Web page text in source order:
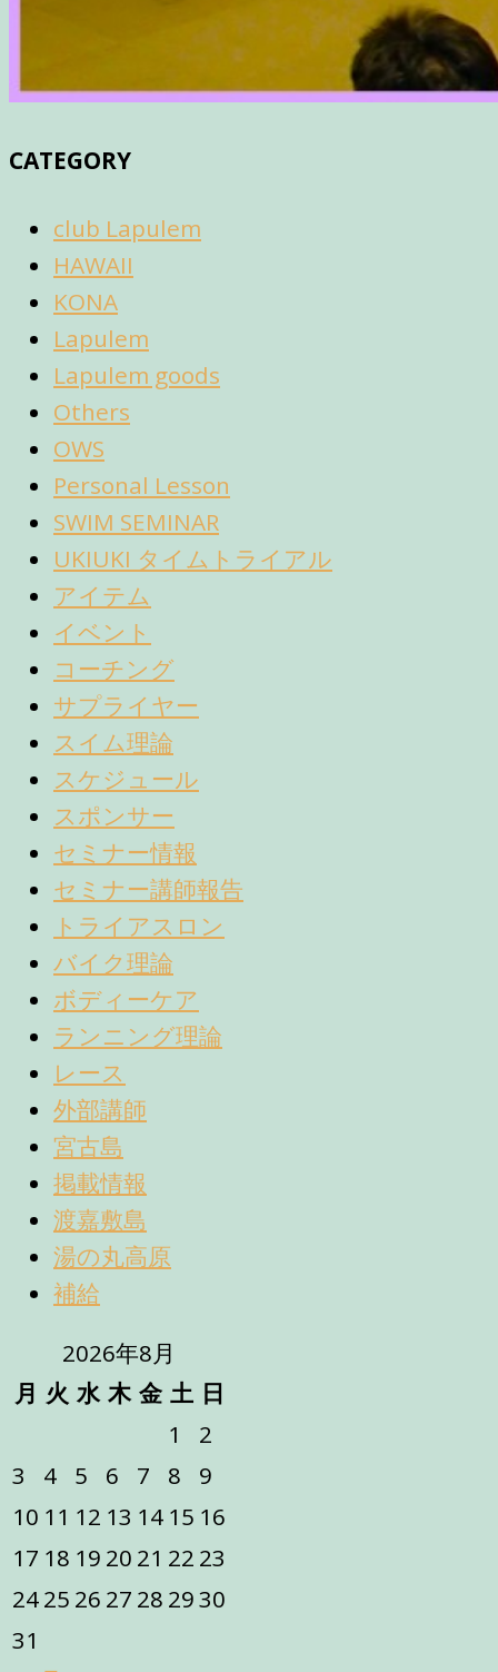
CATEGORY
club Lapulem
HAWAII
KONA
Lapulem
Lapulem goods
Others
OWS
Personal Lesson
SWIM SEMINAR
UKIUKI タイムトライアル
アイテム
イベント
コーチング
サプライヤー
スイム理論
スケジュール
スポンサー
セミナー情報
セミナー講師報告
トライアスロン
バイク理論
ボディーケア
ランニング理論
レース
外部講師
宮古島
掲載情報
渡嘉敷島
湯の丸高原
補給
2026年8月
月 火 水 木 金 土 日
1
2
3
4 5 6 7 8
9
10 11 12 13 14 15 16
17 18 19 20 21 22 23
2425 26 27 28 2930
31